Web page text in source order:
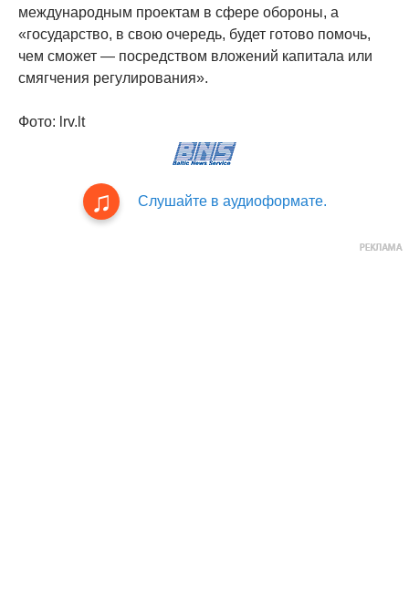
международным проектам в сфере обороны, а
«государство, в свою очередь, будет готово помочь,
чем сможет — посредством вложений капитала или
смягчения регулирования».
Фото: lrv.lt
Слушайте в аудиоформате.